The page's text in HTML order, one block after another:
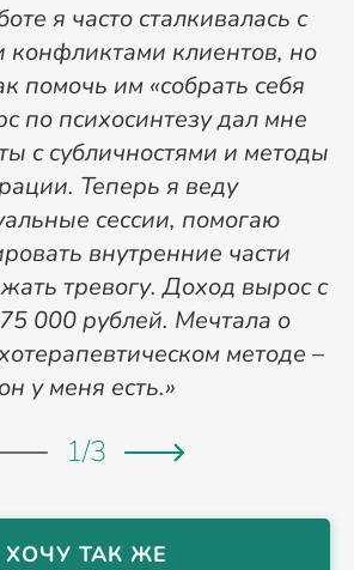
я часто сталкивалась с
конфликтами клиентов, но
помочь им «собрать себя
по психосинтезу дал мне
с субличностями и методы
Теперь я веду
сессии, помогаю
внутренние части
тревогу. Доход вырос с
000 рублей. Мечтала о
методе –
он у меня есть.»
1/3
ХОЧУ ТАК ЖЕ